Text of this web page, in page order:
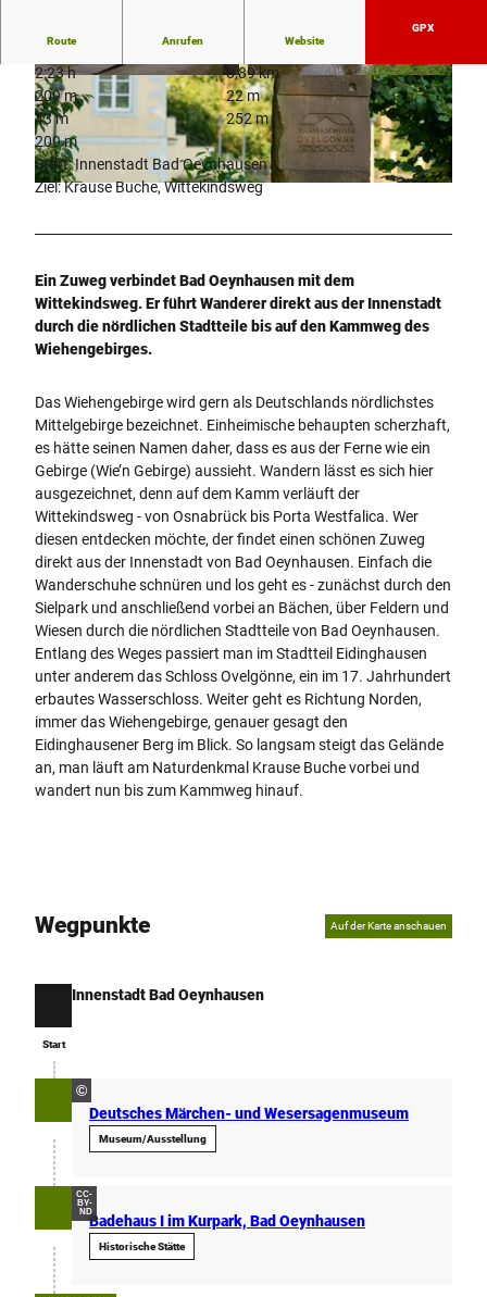
W
s
e
r
s
c
l
u
s
s
O
v
e
l
g
ö
n
n
e
(
c
)
P
e
b
G
r
a
d
i
r
k
S
i
l
p
a
r
k
(
c
)
K
.
Q
u
e
s
t
S
i
e
l
p
a
c
)
K
u
e
s
t
Route Anrufen Website
GPX
2:23 h
8,89 km
209 m
22 m
43 m
252 m
209 m
Start: Innenstadt Bad Oeynhausen
Ziel: Krause Buche, Wittekindsweg
Ein Zuweg verbindet Bad Oeynhausen mit dem
Wittekindsweg. Er führt Wanderer direkt aus der Innenstadt
durch die nördlichen Stadtteile bis auf den Kammweg des
Wiehengebirges.
Das Wiehengebirge wird gern als Deutschlands nördlichstes
Mittelgebirge bezeichnet. Einheimische behaupten scherzhaft,
es hätte seinen Namen daher, dass es aus der Ferne wie ein
Gebirge (Wie’n Gebirge) aussieht. Wandern lässt es sich hier
ausgezeichnet, denn auf dem Kamm verläuft der
Wittekindsweg - von Osnabrück bis Porta Westfalica. Wer
diesen entdecken möchte, der findet einen schönen Zuweg
direkt aus der Innenstadt von Bad Oeynhausen. Einfach die
Wanderschuhe schnüren und los geht es - zunächst durch den
Sielpark und anschließend vorbei an Bächen, über Feldern und
Wiesen durch die nördlichen Stadtteile von Bad Oeynhausen.
Entlang des Weges passiert man im Stadtteil Eidinghausen
unter anderem das Schloss Ovelgönne, ein im 17. Jahrhundert
erbautes Wasserschloss. Weiter geht es Richtung Norden,
immer das Wiehengebirge, genauer gesagt den
Eidinghausener Berg im Blick. So langsam steigt das Gelände
an, man läuft am Naturdenkmal Krause Buche vorbei und
wandert nun bis zum Kammweg hinauf.
Wegpunkte Auf der Karte anschauen
Start
Innenstadt Bad Oeynhausen
©
Deutsches Märchen- und Wesersagenmuseum
Museum/Ausstellung
CC-
BY-
ND
Badehaus I im Kurpark, Bad Oeynhausen
Historische Stätte